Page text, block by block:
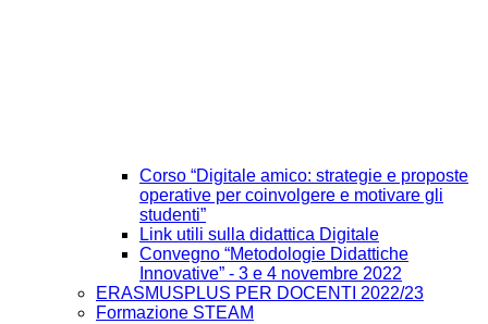
Corso “Digitale amico: strategie e proposte
operative per coinvolgere e motivare gli
studenti”
Link utili sulla didattica Digitale
Convegno “Metodologie Didattiche
Innovative” - 3 e 4 novembre 2022
ERASMUSPLUS PER DOCENTI 2022/23
Formazione STEAM